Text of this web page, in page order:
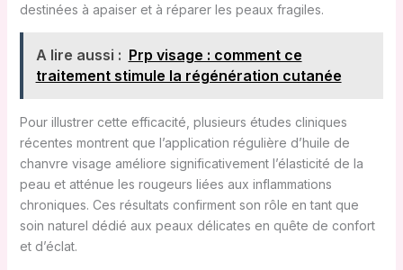
destinées à apaiser et à réparer les peaux fragiles.
A lire aussi : Prp visage : comment ce
traitement stimule la régénération cutanée
Pour illustrer cette efficacité, plusieurs études cliniques
récentes montrent que l’application régulière d’huile de
chanvre visage améliore significativement l’élasticité de la
peau et atténue les rougeurs liées aux inflammations
chroniques. Ces résultats confirment son rôle en tant que
soin naturel dédié aux peaux délicates en quête de confort
et d’éclat.